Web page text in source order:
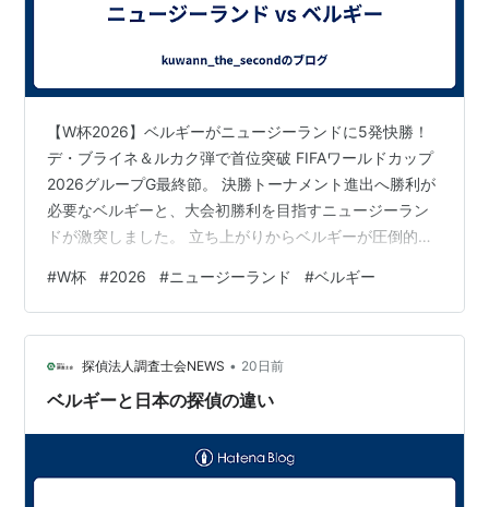
【W杯2026】ベルギーがニュージーランドに5発快勝！
デ・ブライネ＆ルカク弾で首位突破 FIFAワールドカップ
2026グループG最終節。 決勝トーナメント進出へ勝利が
必要なベルギーと、大会初勝利を目指すニュージーラン
ドが激突しました。 立ち上がりからベルギーが圧倒的に
陣が爆発し、終わってみれば5-0の完勝。ベルギーはグル
ープ首位で決勝トーナメント進出を決めました。 ベルギ
ーが序盤から猛攻を仕掛ける 試合開始直後からベルギー
が主導権を握ります。 デ・ブライネを中心にテンポ良く
ボールを動かし、ドクやトロサールがサイドから何度も
#W杯 #2026 #ニュージーランド #ベルギー
探偵法人調査士会NEWS • 20日前
ベルギーと日本の探偵の違い